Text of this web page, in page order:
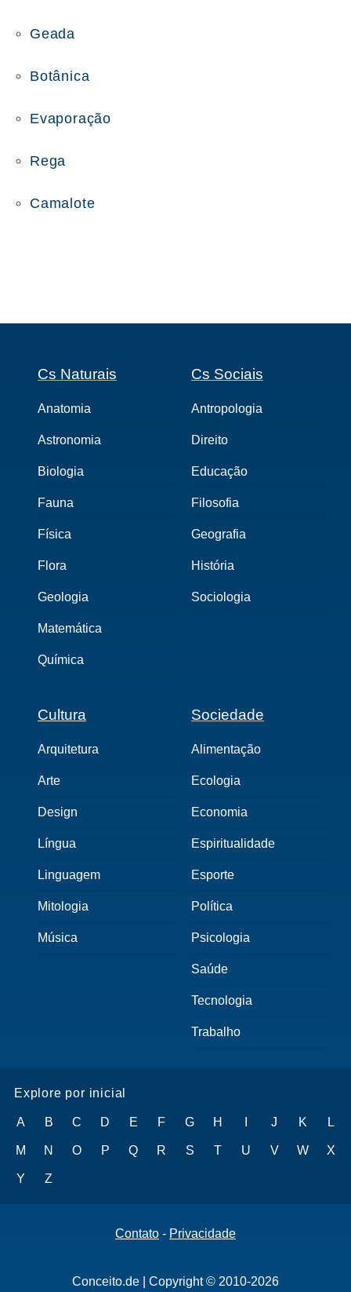
Geada
Botânica
Evaporação
Rega
Camalote
Cs Naturais
Anatomia
Astronomia
Biologia
Fauna
Física
Flora
Geologia
Matemática
Química
Cs Sociais
Antropologia
Direito
Educação
Filosofia
Geografia
História
Sociologia
Cultura
Arquitetura
Arte
Design
Língua
Linguagem
Mitologia
Música
Sociedade
Alimentação
Ecologia
Economia
Espiritualidade
Esporte
Política
Psicologia
Saúde
Tecnologia
Trabalho
Explore por inicial
A B C D E F G H J K L
M N O P Q R S T U V W X
Y Z
Contato - Privacidade
Conceito.de | Copyright © 2010-2026